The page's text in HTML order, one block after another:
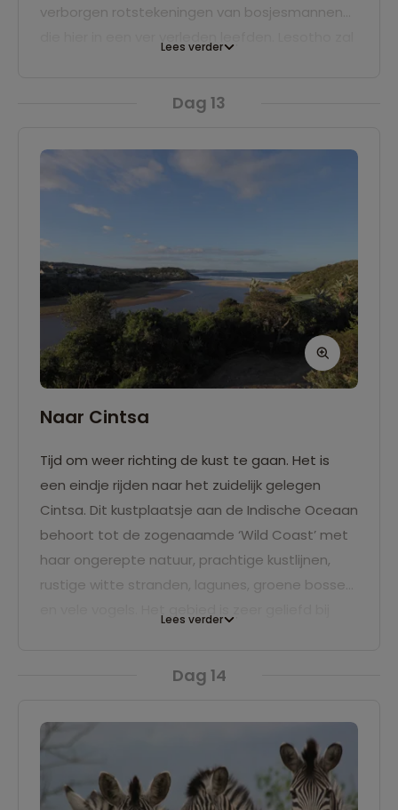
verborgen rotstekeningen van bosjesmannen
Lees verder
Dag 13
Naar Cintsa
Tijd om weer richting de kust te gaan. Het is
een eindje rijden naar het zuidelijk gelegen
Cintsa. Dit kustplaatsje aan de Indische Oceaan
behoort tot de zogenaamde ‘Wild Coast’ met
haar ongerepte natuur, prachtige kustlijnen,
rustige witte stranden, lagunes, groene bossen
op een campsite onder de rivier.
Lees verder
Dag 14